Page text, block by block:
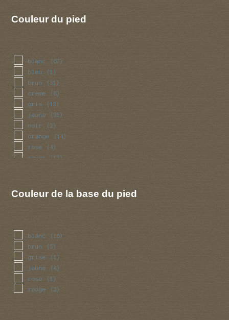
Couleur du pied
blanc (67)
bleu (1)
brun (31)
creme (8)
gris (13)
jaune (31)
noir (2)
orange (14)
rose (4)
rouge (13)
Couleur de la base du pied
blanc (16)
brun (5)
grise (1)
jaune (4)
rose (1)
rouge (2)